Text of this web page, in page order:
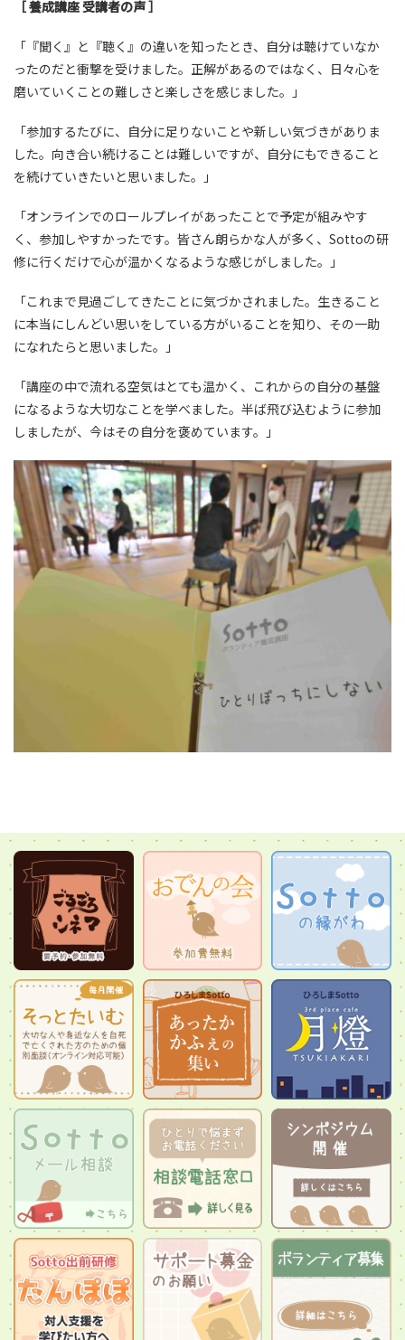
［ 養成講座 受講者の声 ］
「『聞く』と『聴く』の違いを知ったとき、自分は聴けていなか
ったのだと衝撃を受けました。正解があるのではなく、日々心を
磨いていくことの難しさと楽しさを感じました。」
「参加するたびに、自分に足りないことや新しい気づきがありま
した。向き合い続けることは難しいですが、自分にもできること
を続けていきたいと思いました。」
「オンラインでのロールプレイがあったことで予定が組みやす
く、参加しやすかったです。皆さん朗らかな人が多く、Sottoの研
修に行くだけで心が温かくなるような感じがしました。」
「これまで見過ごしてきたことに気づかされました。生きること
に本当にしんどい思いをしている方がいることを知り、その一助
になれたらと思いました。」
「講座の中で流れる空気はとても温かく、これからの自分の基盤
になるような大切なことを学べました。半ば飛び込むように参加
しましたが、今はその自分を褒めています。」